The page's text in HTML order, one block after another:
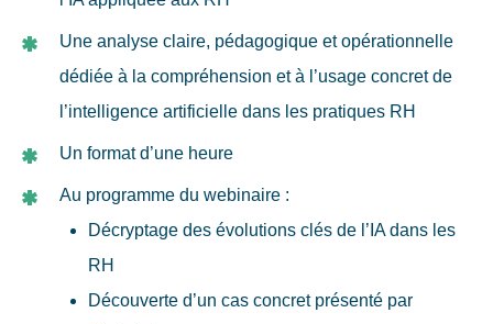
Une analyse claire, pédagogique et opérationnelle
dédiée à la compréhension et à l’usage concret de
l’intelligence artificielle dans les pratiques RH
Un format d’une heure
Au programme du webinaire :
Décryptage des évolutions clés de l’IA dans les
RH
Découverte d’un cas concret présenté par